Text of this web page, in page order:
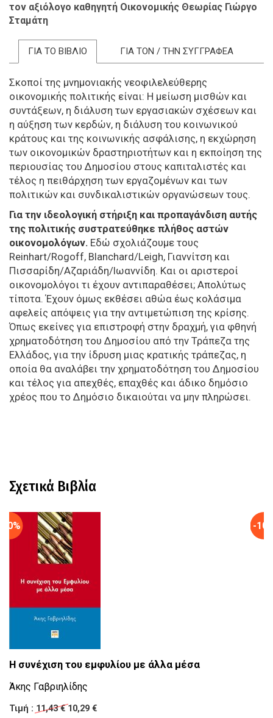
τον αξιόλογο καθηγητή Οικονομικής Θεωρίας Γιώργο
Σταμάτη
ΓΙΑ ΤΟ ΒΙΒΛΙΟ ΓΙΑ ΤΟΝ / ΤΗΝ ΣΥΓΓΡΑΦΕΑ
Σκοποί της μνημονιακής νεοφιλελεύθερης
οικονομικής πολιτικής είναι: Η μείωση μισθών και
συντάξεων, η διάλυση των εργασιακών σχέσεων και
η αύξηση των κερδών, η διάλυση του κοινωνικού
κράτους και της κοινωνικής ασφάλισης, η εκχώρηση
των οικονομικών δραστηριοτήτων και η εκποίηση της
περιουσίας του Δημοσίου στους καπιταλιστές και
τέλος η πειθάρχηση των εργαζομένων και των
πολιτικών και συνδικαλιστικών οργανώσεων τους.
Για την ιδεολογική στήριξη και προπαγάνδιση αυτής
της πολιτικής συστρατεύθηκε πλήθος αστών
οικονομολόγων. Εδώ σχολιάζουμε τους
Reinhart/Rogoff, Blanchard/Leigh, Γιαννίτση και
Πισσαρίδη/Αζαριάδη/Ιωαννίδη. Και οι αριστεροί
οικονομολόγοι τι έχουν αντιπαραθέσει; Απολύτως
τίποτα. Έχουν όμως εκθέσει αθώα έως κολάσιμα
αφελείς απόψεις για την αντιμετώπιση της κρίσης.
Όπως εκείνες για επιστροφή στην δραχμή, για φθηνή
χρηματοδότηση του Δημοσίου από την Τράπεζα της
Ελλάδος, για την ίδρυση μιας κρατικής τράπεζας, η
οποία θα αναλάβει την χρηματοδότηση του Δημοσίου
και τέλος για απεχθές, επαχθές και άδικο δημόσιο
χρέος που το Δημόσιο δικαιούται να μην πληρώσει.
Σχετικά Βιβλία
Η συνέχιση του εμφυλίου με άλλα μέσα
Άκης Γαβριηλίδης
Τιμή : 11,43 €10,29 €
-